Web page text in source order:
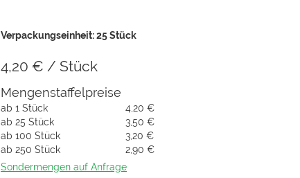
Verpackungseinheit: 25 Stück
4,20 € / Stück
Mengenstaffelpreise
ab 1 Stück
4,20 €
ab 25 Stück
3,50 €
ab 100 Stück
3,20 €
ab 250 Stück
2,90 €
Sondermengen auf Anfrage